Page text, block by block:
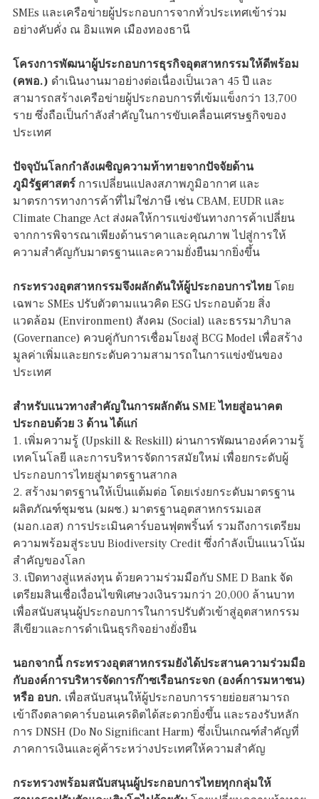
SMEs และเครือข่ายผู้ประกอบการจากทั่วประเทศเข้าร่วม
อย่างคับคั่ง ณ อิมแพค เมืองทองธานี
โครงการพัฒนาผู้ประกอบการธุรกิจอุตสาหกรรมให้ดีพร้อม
(คพอ.) ดำเนินงานมาอย่างต่อเนื่องเป็นเวลา 45 ปี และ
สามารถสร้างเครือข่ายผู้ประกอบการที่เข้มแข็งกว่า 13,700
ราย ซึ่งถือเป็นกำลังสำคัญในการขับเคลื่อนเศรษฐกิจของ
ประเทศ
ปัจจุบันโลกกำลังเผชิญความท้าทายจากปัจจัยด้าน
ภูมิรัฐศาสตร์ การเปลี่ยนแปลงสภาพภูมิอากาศ และ
มาตรการทางการค้าที่ไม่ใช่ภาษี เช่น CBAM, EUDR และ
Climate Change Act ส่งผลให้การแข่งขันทางการค้าเปลี่ยน
จากการพิจารณาเพียงด้านราคาและคุณภาพ ไปสู่การให้
ความสำคัญกับมาตรฐานและความยั่งยืนมากยิ่งขึ้น
กระทรวงอุตสาหกรรมจึงผลักดันให้ผู้ประกอบการไทย โดย
เฉพาะ SMEs ปรับตัวตามแนวคิด ESG ประกอบด้วย สิ่ง
แวดล้อม (Environment) สังคม (Social) และธรรมาภิบาล
(Governance) ควบคู่กับการเชื่อมโยงสู่ BCG Model เพื่อสร้าง
มูลค่าเพิ่มและยกระดับความสามารถในการแข่งขันของ
ประเทศ
สำหรับแนวทางสำคัญในการผลักดัน SME ไทยสู่อนาคต
ประกอบด้วย 3 ด้าน ได้แก่
1. เพิ่มความรู้ (Upskill & Reskill) ผ่านการพัฒนาองค์ความรู้
เทคโนโลยี และการบริหารจัดการสมัยใหม่ เพื่อยกระดับผู้
ประกอบการไทยสู่มาตรฐานสากล
2. สร้างมาตรฐานให้เป็นแต้มต่อ โดยเร่งยกระดับมาตรฐาน
ผลิตภัณฑ์ชุมชน (มผช.) มาตรฐานอุตสาหกรรมเอส
(มอก.เอส) การประเมินคาร์บอนฟุตพริ้นท์ รวมถึงการเตรียม
ความพร้อมสู่ระบบ Biodiversity Credit ซึ่งกำลังเป็นแนวโน้ม
สำคัญของโลก
3. เปิดทางสู่แหล่งทุน ด้วยความร่วมมือกับ SME D Bank จัด
เตรียมสินเชื่อเงื่อนไขพิเศษวงเงินรวมกว่า 20,000 ล้านบาท
เพื่อสนับสนุนผู้ประกอบการในการปรับตัวเข้าสู่อุตสาหกรรม
สีเขียวและการดำเนินธุรกิจอย่างยั่งยืน
นอกจากนี้ กระทรวงอุตสาหกรรมยังได้ประสานความร่วมมือ
กับองค์การบริหารจัดการก๊าซเรือนกระจก (องค์การมหาชน)
หรือ อบก. เพื่อสนับสนุนให้ผู้ประกอบการรายย่อยสามารถ
เข้าถึงตลาดคาร์บอนเครดิตได้สะดวกยิ่งขึ้น และรองรับหลัก
การ DNSH (Do No Significant Harm) ซึ่งเป็นเกณฑ์สำคัญที่
ภาคการเงินและคู่ค้าระหว่างประเทศให้ความสำคัญ
กระทรวงพร้อมสนับสนุนผู้ประกอบการไทยทุกกลุ่มให้